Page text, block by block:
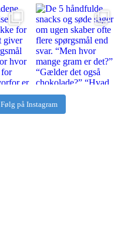
Følg på Instagram